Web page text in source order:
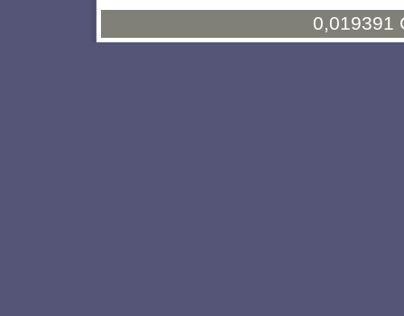
0,019391